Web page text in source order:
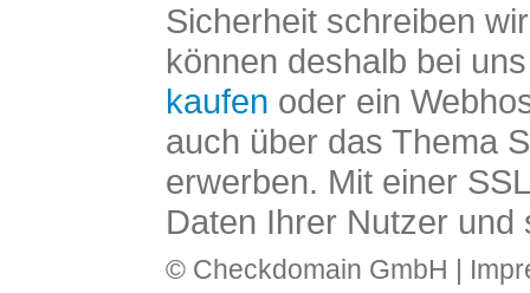
Sicherheit schreiben
können deshalb bei
kaufen oder ein
auch über das Thema
erwerben. Mit einer
Daten Ihrer Nutzer und
© Checkdomain GmbH |